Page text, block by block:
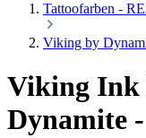
Tattoofarben -
Viking by
Viking Ink
Dynamite